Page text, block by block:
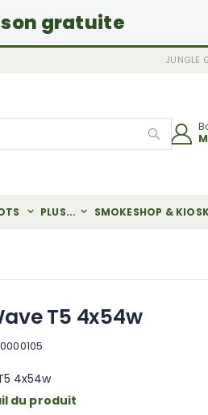
gratuite
JUNGLE
PLUS... SMOKESHOP &
T5 4x54w
4x54w
du produit